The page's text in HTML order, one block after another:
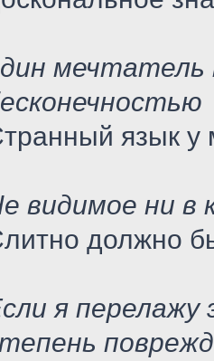
мечтатель
язык у
видимое ни в
должно
я перелажу